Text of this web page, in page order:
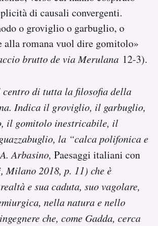
di causali convergenti.
o groviglio o garbuglio, o
alla romana vuol dire gomitolo»
brutto de via Merulana 12-3).
di tutta la filosofia della
Indica il groviglio, il garbuglio,
il gomitolo inestricabile, il
la “calca polifonica e
Arbasino, Paesaggi italiani con
Milano 2018, p. 11) che è
e sua caduta, suo vagolare,
nella natura e nello
che, come Gadda, cerca